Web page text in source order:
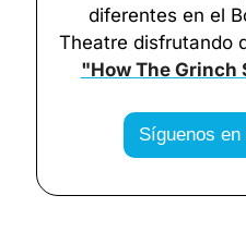
diferentes en el
"How The Grinch
Síguenos